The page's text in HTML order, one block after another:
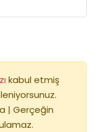
kabul etmiş
| Gerçeğin